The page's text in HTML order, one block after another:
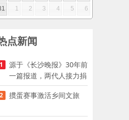
1 2 3 4 5 6
点新闻
1
源于《长沙晚报》30年前
一篇报道，两代人接力捐
资助学
2 掼蛋赛事激活乡间文旅